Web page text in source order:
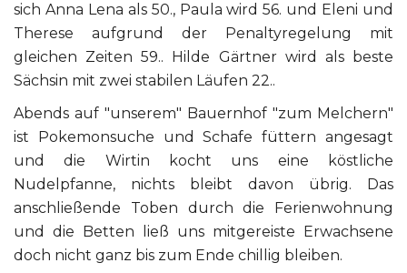
sich Anna Lena als 50., Paula wird 56. und Eleni und
Therese aufgrund der Penaltyregelung mit
gleichen Zeiten 59.. Hilde Gärtner wird als beste
Sächsin mit zwei stabilen Läufen 22..
Abends auf "unserem" Bauernhof "zum Melchern"
ist Pokemonsuche und Schafe füttern angesagt
und die Wirtin kocht uns eine köstliche
Nudelpfanne, nichts bleibt davon übrig. Das
anschließende Toben durch die Ferienwohnung
und die Betten ließ uns mitgereiste Erwachsene
doch nicht ganz bis zum Ende chillig bleiben.